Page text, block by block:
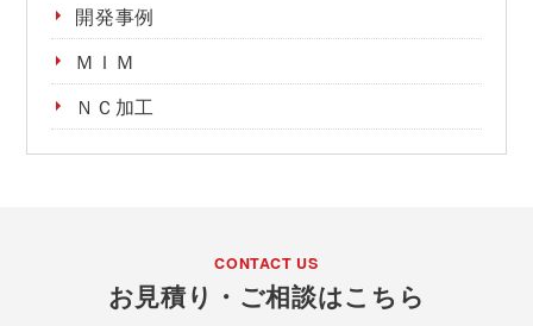
開発事例
ＭＩＭ
ＮＣ加工
CONTACT US
お見積り・ご相談はこちら